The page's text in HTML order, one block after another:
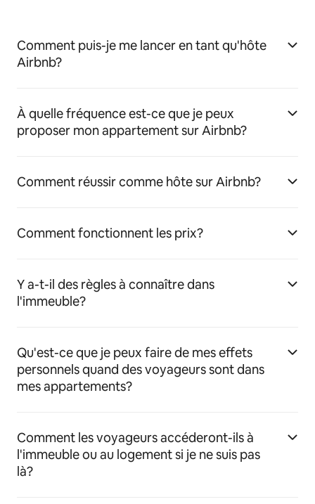
Comment puis-je me lancer en tant qu'hôte
Airbnb?
À quelle fréquence est-ce que je peux
proposer mon appartement sur Airbnb?
Comment réussir comme hôte sur Airbnb?
Comment fonctionnent les prix?
Y a-t-il des règles à connaître dans
l'immeuble?
Qu'est-ce que je peux faire de mes effets
personnels quand des voyageurs sont dans
mes appartements?
Comment les voyageurs accéderont-ils à
l'immeuble ou au logement si je ne suis pas
là?